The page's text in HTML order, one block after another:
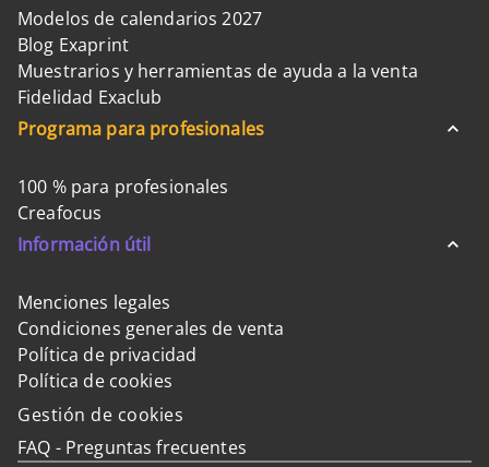
Modelos de calendarios 2027
Blog Exaprint
Muestrarios y herramientas de ayuda a la venta
Fidelidad Exaclub
Programa para profesionales
100 % para profesionales
Creafocus
Información útil
Menciones legales
Condiciones generales de venta
Política de privacidad
Política de cookies
Gestión de cookies
FAQ - Preguntas frecuentes